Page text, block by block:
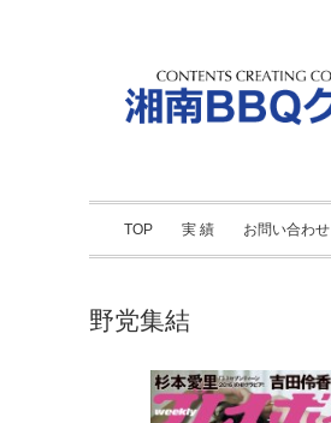
TOP 実 績 お問い合わせ
野党集結